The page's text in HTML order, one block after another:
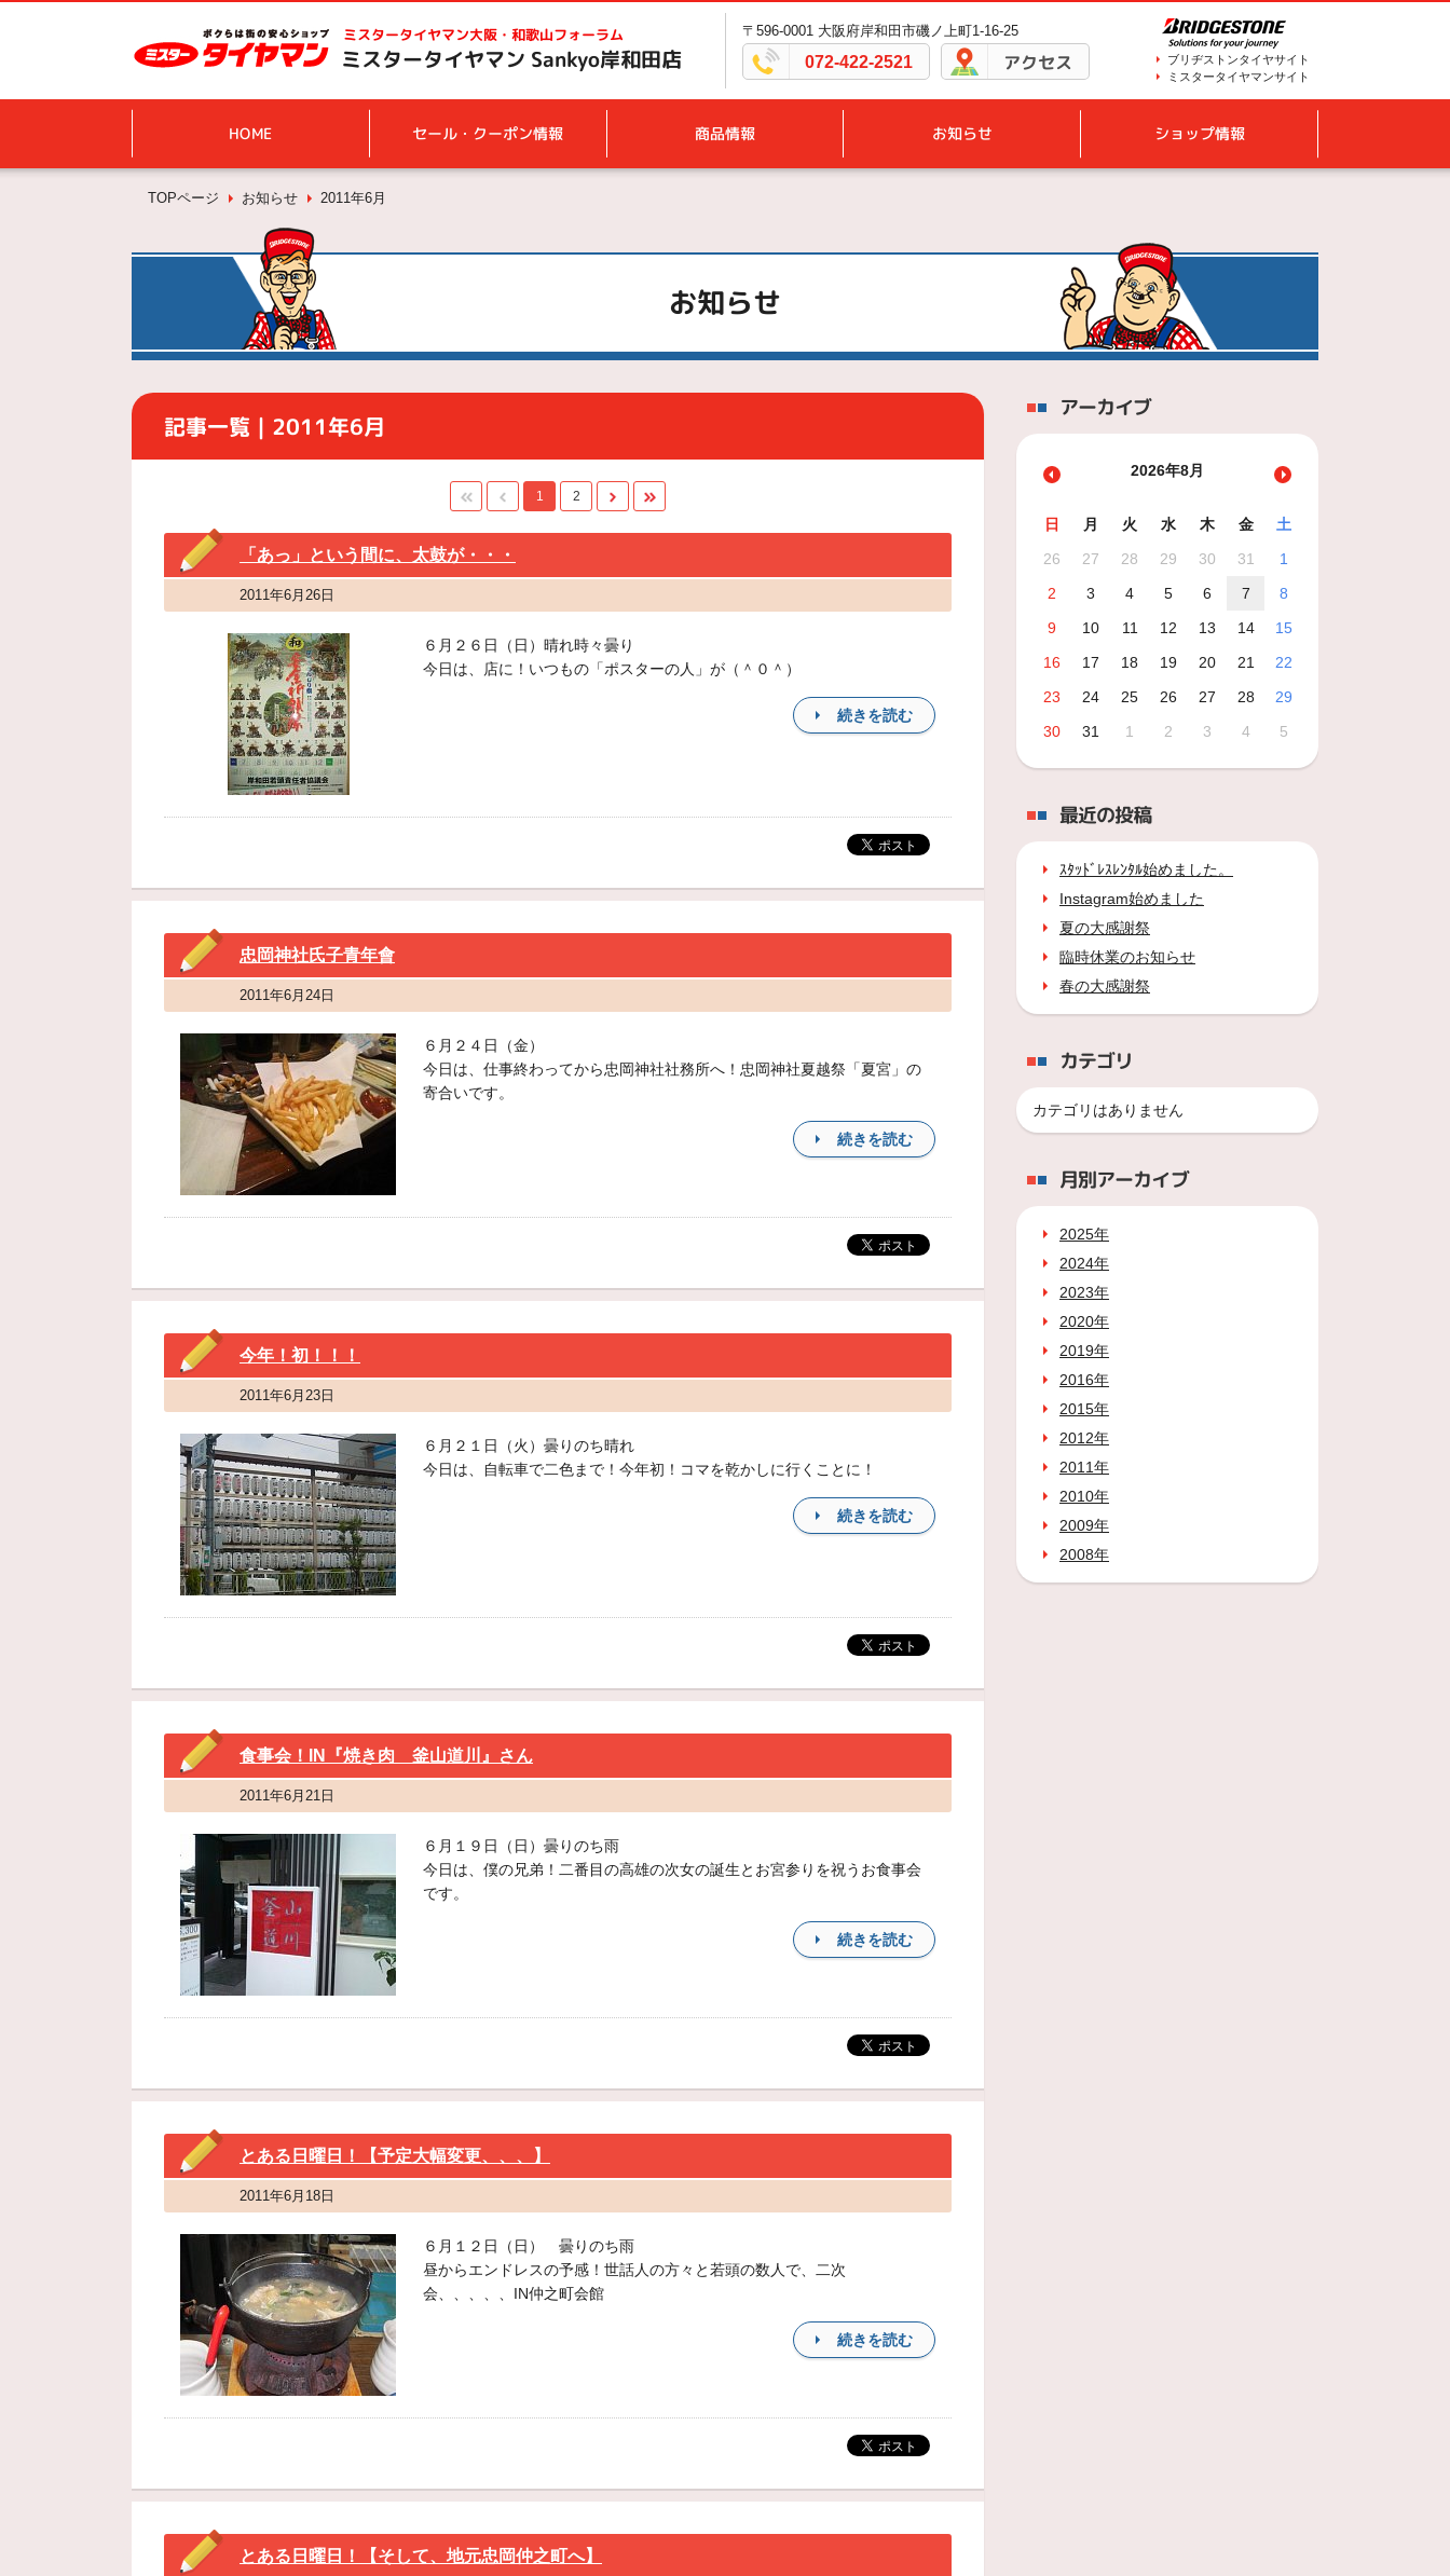
ミスタータイヤマン大阪・和歌山フォーラム
ミスタータイヤマン Sankyo岸和田店
〒596-0001 大阪府岸和田市磯ノ上町1-16-25
072-422-2521 アクセス
ブリヂストンタイヤサイト
ミスタータイヤマンサイト
HOME セール・クーポン情報 商品情報 お知らせ ショップ情報
TOPページ お知らせ 2011年6月
お知らせ
記事一覧｜2011年6月
1 2
「あっ」という間に、太鼓が・・・
2011年6月26日
６月２６日（日）晴れ時々曇り
今日は、店に！いつもの「ポスターの人」が（＾０＾）
続きを読む
忠岡神社氏子青年會
2011年6月24日
６月２４日（金）
今日は、仕事終わってから忠岡神社社務所へ！忠岡神社夏越祭「夏宮」の
寄合いです。
続きを読む
今年！初！！！
2011年6月23日
６月２１日（火）曇りのち晴れ
今日は、自転車で二色まで！今年初！コマを乾かしに行くことに！
続きを読む
食事会！IN『焼き肉 釜山道川』さん
2011年6月21日
６月１９日（日）曇りのち雨
今日は、僕の兄弟！二番目の高雄の次女の誕生とお宮参りを祝うお食事会
です。
続きを読む
とある日曜日！【予定大幅変更、、、】
2011年6月18日
６月１２日（日） 曇りのち雨
昼からエンドレスの予感！世話人の方々と若頭の数人で、二次
会、、、、、IN仲之町会館
続きを読む
とある日曜日！【そして、地元忠岡仲之町へ】
アーカイブ
2026年8月
日 月 火 水 木 金
土
26
27 28 29 30 31
1
2
3 4 5 6 7
8
9
10 11 12 13 14
15
16
17 18 19 20 21
22
23
24 25 26 27 28
29
30
31 1 2 3 4 5
最近の投稿
ｽﾀｯﾄﾞﾚｽﾚﾝﾀﾙ始めました。
Instagram始めました
夏の大感謝祭
臨時休業のお知らせ
春の大感謝祭
カテゴリ
カテゴリはありません
月別アーカイブ
2025年
2024年
2023年
2020年
2019年
2016年
2015年
2012年
2011年
2010年
2009年
2008年